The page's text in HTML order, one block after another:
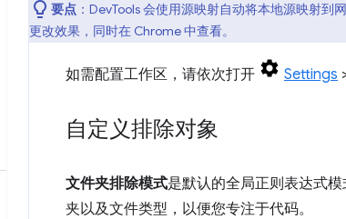
要点 ：DevTools 会使用源映射自动将本地源映射
更改效果，同时在 Chrome 中查看。
如需配置工作区，请依次打开 Settings
自定义排除对象
文件夹排除模式是默认的全局正则表达式
夹以及文件类型，以便您专注于代码。